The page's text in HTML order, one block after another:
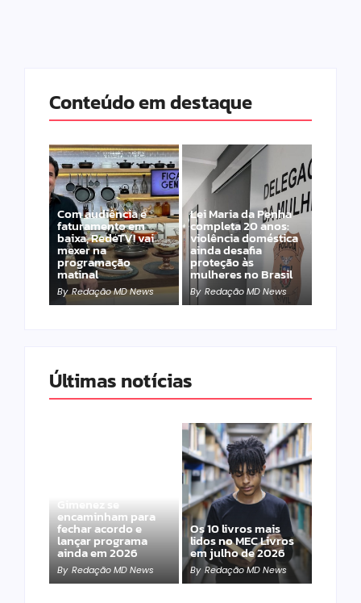
Conteúdo em destaque
Com audiência e
faturamento em
baixa, RedeTV! vai
mexer na
programação
matinal
By Redação MD News
Lei Maria da Penha
completa 20 anos:
violência doméstica
ainda desafia
proteção às
mulheres no Brasil
By Redação MD News
Últimas notícias
Gimenez se
encaminham para
fechar acordo e
lançar programa
ainda em 2026
By Redação MD News
Os 10 livros mais
lidos no MEC Livros
em julho de 2026
By Redação MD News